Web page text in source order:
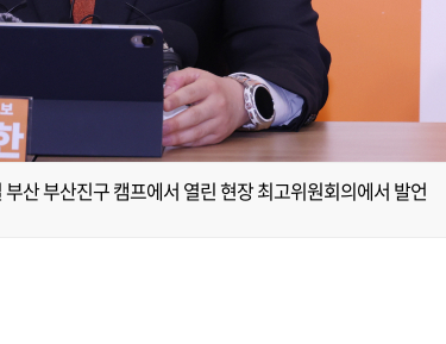
산 부산진구 캠프에서 열린 현장 최고위원회의에서 발언